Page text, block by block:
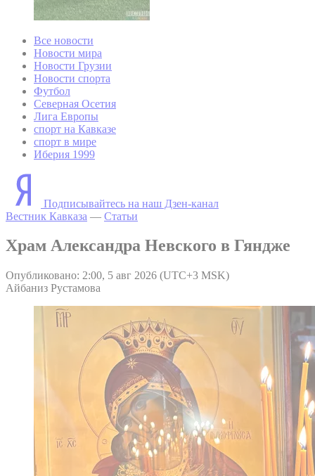
Все новости
Новости мира
Новости Грузии
Новости спорта
Футбол
Северная Осетия
Лига Европы
спорт на Кавказе
спорт в мире
Иберия 1999
Подписывайтесь на наш Дзен-канал
Вестник Кавказа — Статьи
Храм Александра Невского в Гяндже
Опубликовано: 2:00, 5 авг 2026 (UTC+3 MSK)
Айбаниз Рустамова